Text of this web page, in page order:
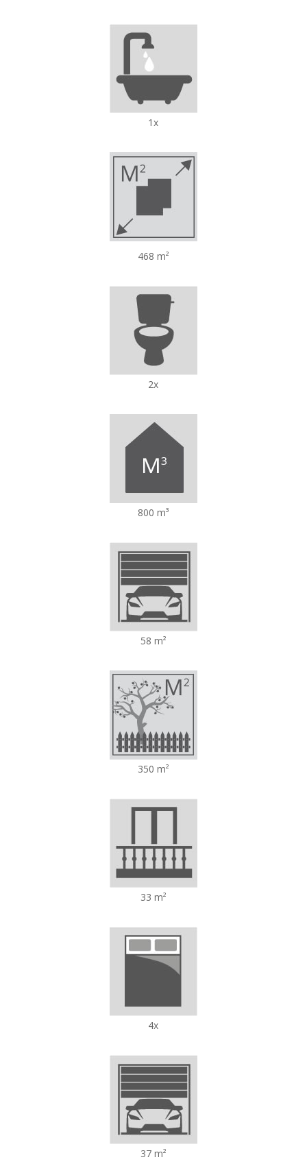
1x
468 m²
2x
800 m³
58 m²
350 m²
33 m²
4x
37 m²